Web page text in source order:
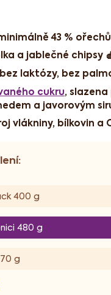
400 g
480 g
g
43 %
a jablečné chipsy
laktózy, bez
cukru,
a javorovým
vlákniny, bílkovin a